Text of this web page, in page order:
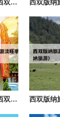
西双版纳良心旅游攻略（西双版纳 旅游攻略）
西双版纳秋季旅游攻略（西双版纳旅游淡旺季）